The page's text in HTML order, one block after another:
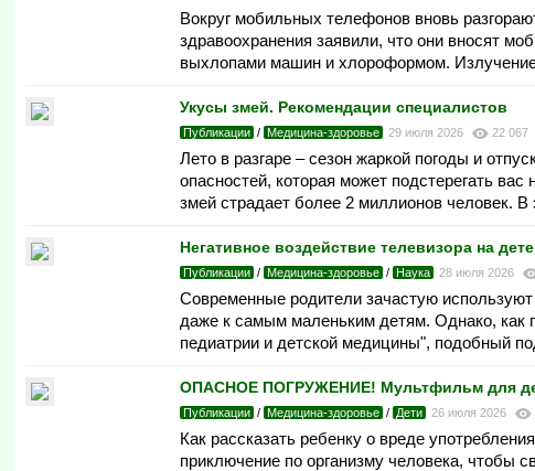
Вокруг мобильных телефонов вновь
здравоохранения заявили, что они вносят
выхлопами машин и хлороформом.
Укусы змей. Рекомендации специалистов
Публикации / Медицина-здоровье 29 июля 2026 22 067
Лето в разгаре – сезон жаркой погоды и
опасностей, которая может подстерегать
змей страдает более 2 миллионов человек.
Негативное воздействие телевизора на
Публикации / Медицина-здоровье / Наука 28 июля 2026
Современные родители зачастую используют
даже к самым маленьким детям. Однако, как
педиатрии и детской медицины", подобный
ОПАСНОЕ ПОГРУЖЕНИЕ! Мультфильм для
Публикации / Медицина-здоровье / Дети 26 июля 2026
Как рассказать ребенку о вреде
приключение по организму человека, чтобы